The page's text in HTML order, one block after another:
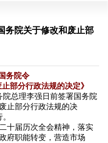
务院关于修改和废止部
务院令
部分行政法规的决定》
总理李强日前签署国务院
止部分行政法规的决
届历次全会精神，落实
府职能转变，营造市场